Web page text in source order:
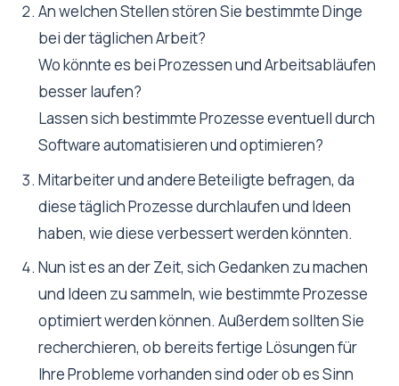
An welchen Stellen stören Sie bestimmte Dinge
bei der täglichen Arbeit?
Wo könnte es bei Prozessen und Arbeitsabläufen
besser laufen?
Lassen sich bestimmte Prozesse eventuell durch
Software automatisieren und optimieren?
Mitarbeiter und andere Beteiligte befragen, da
diese täglich Prozesse durchlaufen und Ideen
haben, wie diese verbessert werden könnten.
Nun ist es an der Zeit, sich Gedanken zu machen
und Ideen zu sammeln, wie bestimmte Prozesse
optimiert werden können. Außerdem sollten Sie
recherchieren, ob bereits fertige Lösungen für
Ihre Probleme vorhanden sind oder ob es Sinn